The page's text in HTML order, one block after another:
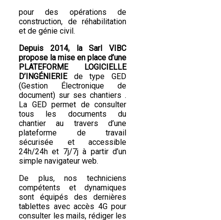
pour des opérations de
construction, de réhabilitation
et de génie civil.
Depuis 2014, la Sarl VIBC
propose la mise en place d’une
PLATEFORME LOGICIELLE
D’INGÉNIERIE de type GED
(Gestion Électronique de
document) sur ses chantiers .
La GED permet de consulter
tous les documents du
chantier au travers d’une
plateforme de travail
sécurisée et accessible
24h/24h et 7j/7j à partir d’un
simple navigateur web.
De plus, nos techniciens
compétents et dynamiques
sont équipés des dernières
tablettes avec accès 4G pour
consulter les mails, rédiger les